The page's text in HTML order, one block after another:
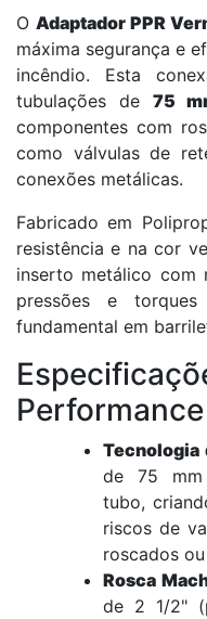
O Adaptador PPR
máxima segurança e
incêndio. Esta
tubulações de 75
componentes com
como válvulas de
conexões metálicas.
Fabricado em
resistência e na cor
inserto metálico com
pressões e
fundamental em
Performance
Tecnologia
de 75 mm
tubo,
riscos de
roscados
Rosca
de 2 1/2"